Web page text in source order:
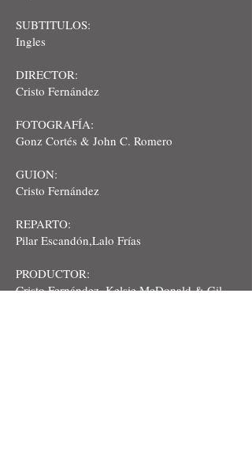
SUBTITULOS:
Ingles
DIRECTOR:
Cristo Fernández
FOTOGRAFÍA:
Gonz Cortés & John C. Romero
GUION:
Cristo Fernández
REPARTO:
Pilar Escandón,Lalo Frías
PRODUCTOR:
Cristo Fernández, Kelsie McDonald & Gil